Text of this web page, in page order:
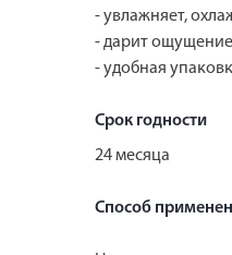
- увлажняет,
- дарит
- удобная
Срок годности
24 месяца
Способ